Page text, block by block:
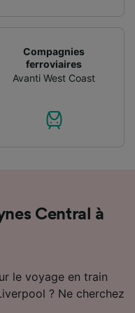
Compagnies
ferroviaires
Avanti West Coast
Central à
le voyage en train
? Ne cherchez